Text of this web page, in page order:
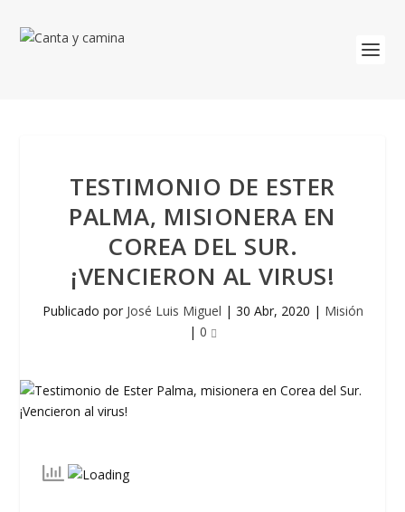
TESTIMONIO DE ESTER
PALMA, MISIONERA EN
COREA DEL SUR.
¡VENCIERON AL VIRUS!
Publicado por José Luis Miguel | 30 Abr, 2020 | Misión
| 0